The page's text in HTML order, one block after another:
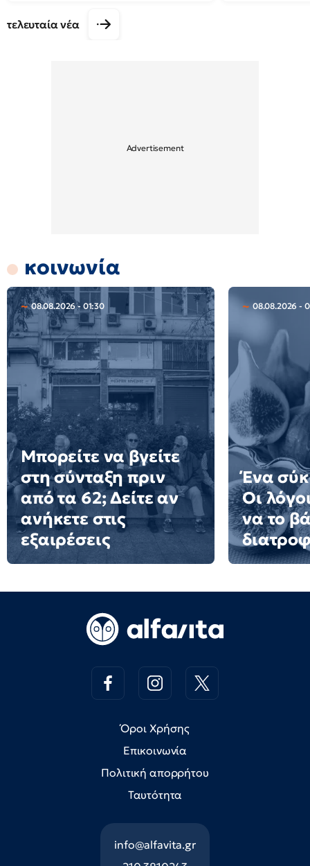
τελευταία νέα
κοινωνία
08.08.2026 - 01:30
Μπορείτε να βγείτε
στη σύνταξη πριν
από τα 62; Δείτε αν
ανήκετε στις
εξαιρέσεις
08.08.2026 -
Ένα
Οι
να το
Όροι Χρήσης
Επικοινωνία
Πολιτική απορρήτου
Ταυτότητα
info@alfavita.gr